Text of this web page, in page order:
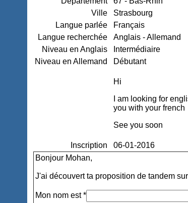
Ville
Strasbourg
Langue parlée
Français
Langue recherchée
Anglais - Allemand
Niveau en Anglais
Intermédiaire
Niveau en Allemand
Débutant
Hi
I am looking for
you with your french
See you soon
Inscription
06-01-2016
Bonjour Mohan,
J'ai découvert ta proposition de tandem
Mon nom est *